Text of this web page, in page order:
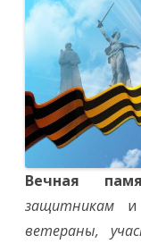
Вечная
защитникам и
ветераны,